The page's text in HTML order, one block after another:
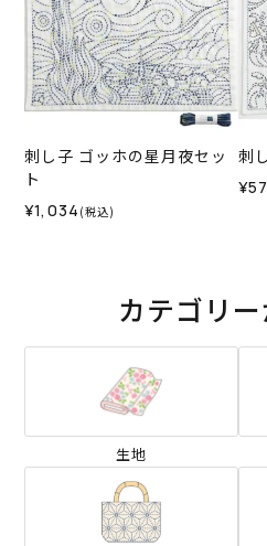
刺し子 ゴッホの星月夜セッ
ト
¥1,034 (税込)
刺
カテゴリ
生地